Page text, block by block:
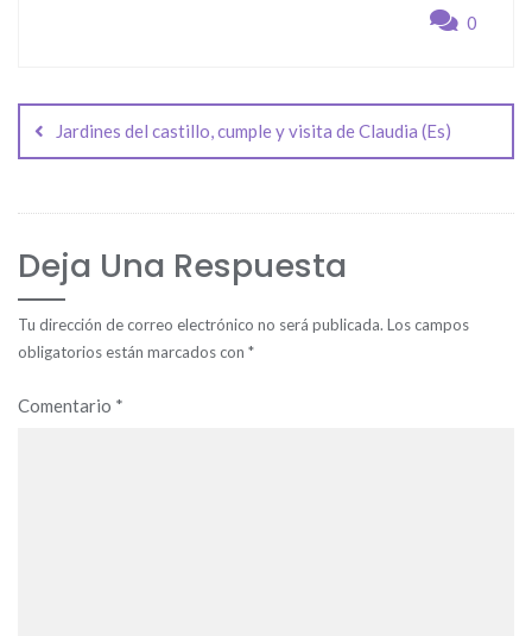
0
de
entradas
Jardines del castillo, cumple y visita de Claudia (Es)
Deja Una Respuesta
Tu dirección de correo electrónico no será publicada. Los campos
obligatorios están marcados con *
Comentario *